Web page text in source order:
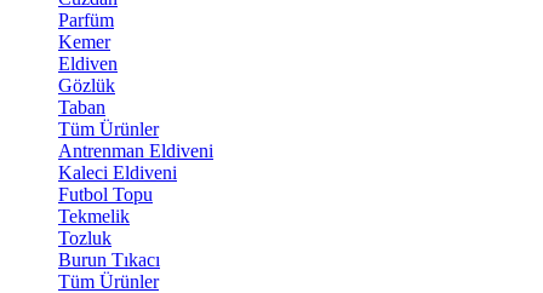
Parfüm
Kemer
Eldiven
Gözlük
Taban
Tüm Ürünler
Antrenman Eldiveni
Kaleci Eldiveni
Futbol Topu
Tekmelik
Tozluk
Burun Tıkacı
Tüm Ürünler